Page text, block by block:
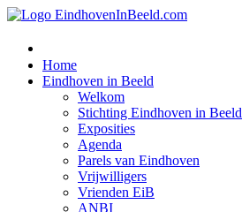
Home
Eindhoven in Beeld
Welkom
Stichting Eindhoven in Beeld
Exposities
Agenda
Parels van Eindhoven
Vrijwilligers
Vrienden EiB
ANBI